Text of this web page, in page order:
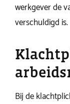
werkgever de
verschuldigd is.
Bij de